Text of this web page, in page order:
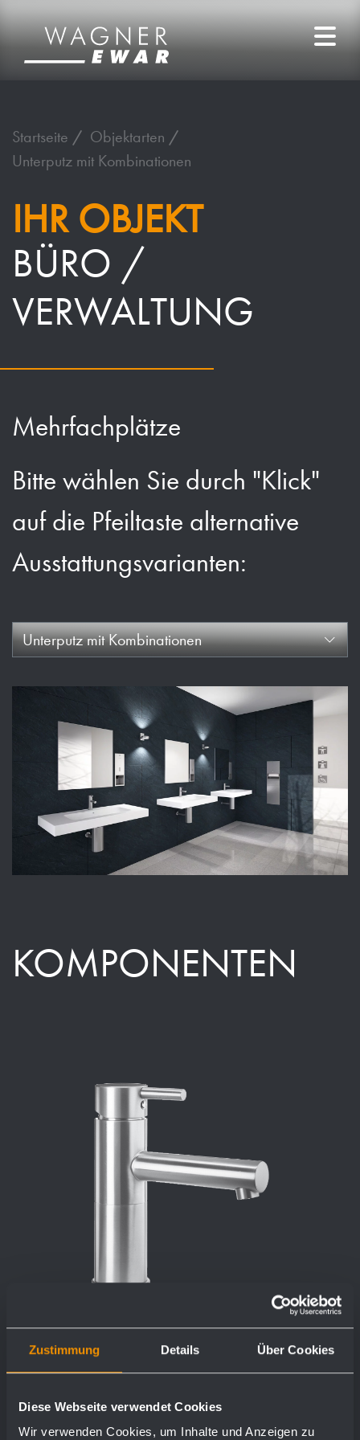
Zustimmung Details Über Cookies
Diese Webseite verwendet Cookies
Wir verwenden Cookies, um Inhalte und Anzeigen zu
Startseite
Objektarten
Unterputz mit Kombinationen
IHR OBJEKT
BÜRO /
VERWALTUNG
Mehrfachplätze
Bitte wählen Sie durch "Klick"
auf die Pfeiltaste alternative
Ausstattungsvarianten:
Unterputz mit Kombinationen
KOMPONENTEN
Ø 45 x 170 x 155 mm